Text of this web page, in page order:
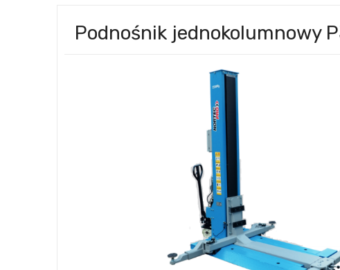
Podnośnik jednokolumnowy